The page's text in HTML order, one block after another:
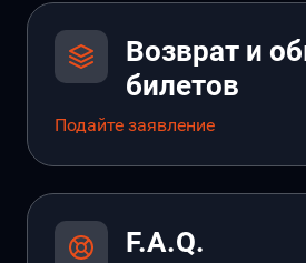
Возврат и
билетов
Подайте заявление
F.A.Q.